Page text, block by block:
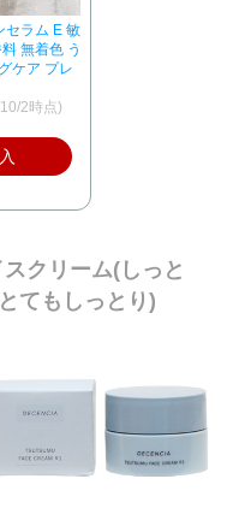
セラム E 敏
無着色 う
ケア プレ
2時点)
クリーム(しっと
てもしっとり)